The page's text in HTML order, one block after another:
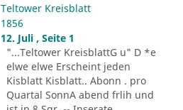
Teltower Kreisblatt
1856
12. Juli , Seite 1
"...Teltower KreisblattG u" D *e
elwe elwe Erscheint jeden
Kisblatt Kisblatt.. Abonn . pro
Quartal SonnA abend frlih und